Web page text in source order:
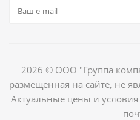
2026 © ООО "Группа
размещённая на сайте, не
Актуальные цены и